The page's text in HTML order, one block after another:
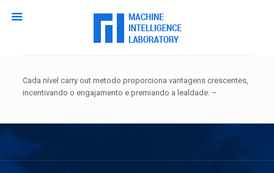
Cada nível carry out metodo proporciona vantagens crescentes,
incentivando o engajamento e premiando a lealdade. –